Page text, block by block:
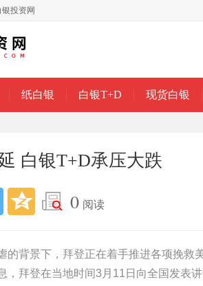
投资网
纸白银 白银T+D 现货白银
白银T+D承压大跌
0 阅读
的背景下，拜登正在着手推进各项挽救
，拜登在当地时间3月11日向全国发表